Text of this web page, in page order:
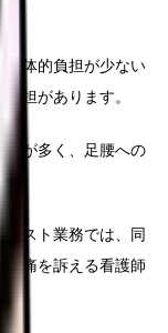
身体的負担が少ない
担があります。
クが多く、足腰への
スト業務では、同
腰痛を訴える看護師